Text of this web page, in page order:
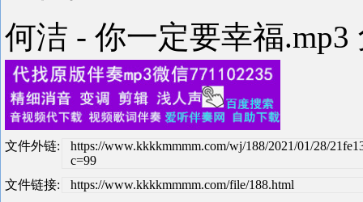
何洁 - 你一定要幸福.mp3
文件外链:
https://www.kkkkmmmm.com/wj/188/2021/01/28/
c=99
文件链接:
https://www.kkkkmmmm.com/file/188.html